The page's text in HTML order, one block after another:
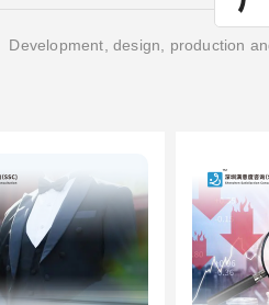
Development, design, production